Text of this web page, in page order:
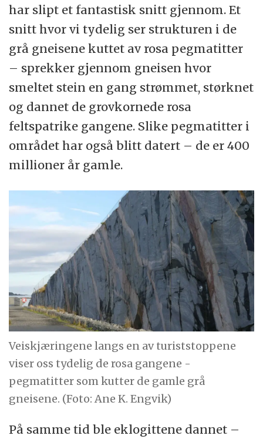
har slipt et fantastisk snitt gjennom. Et
snitt hvor vi tydelig ser strukturen i de
grå gneisene kuttet av rosa pegmatitter
– sprekker gjennom gneisen hvor
smeltet stein en gang strømmet, størknet
og dannet de grovkornede rosa
feltspatrike gangene. Slike pegmatitter i
området har også blitt datert – de er 400
millioner år gamle.
Veiskjæringene langs en av turiststoppene
viser oss tydelig de rosa gangene -
pegmatitter som kutter de gamle grå
gneisene. (Foto: Ane K. Engvik)
På samme tid ble eklogittene dannet –